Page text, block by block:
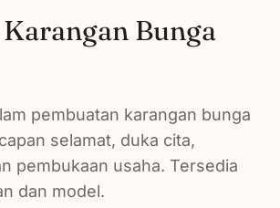
Bunga
pembuatan karangan bunga
selamat, duka cita,
pembukaan usaha. Tersedia
dan model.